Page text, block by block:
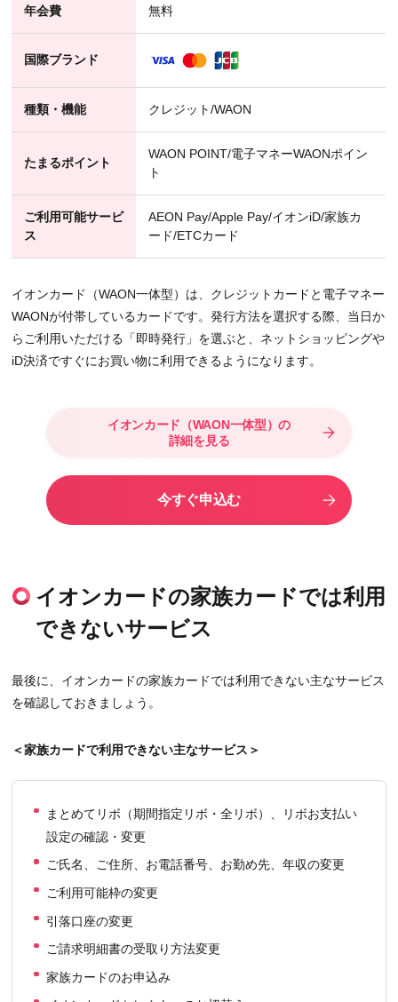
年会費 無料
国際ブランド
種類・機能 クレジット/WAON
たまるポイント
WAON POINT/電子マネーWAONポイン
ト
ご利用可能サービ
ス
AEON Pay/Apple Pay/イオンiD/家族カ
ード/ETCカード
イオンカード（WAON一体型）は、クレジットカードと電子マネー
WAONが付帯しているカードです。発行方法を選択する際、当日か
らご利用いただける「即時発行」を選ぶと、ネットショッピングや
iD決済ですぐにお買い物に利用できるようになります。
イオンカード（WAON一体型）の
詳細を見る
今すぐ申込む
イオンカードの家族カードでは利用
できないサービス
最後に、イオンカードの家族カードでは利用できない主なサービス
を確認しておきましょう。
＜家族カードで利用できない主なサービス＞
まとめてリボ（期間指定リボ・全リボ）、リボお支払い
設定の確認・変更
ご氏名、ご住所、お電話番号、お勤め先、年収の変更
ご利用可能枠の変更
引落口座の変更
ご請求明細書の受取り方法変更
家族カードのお申込み